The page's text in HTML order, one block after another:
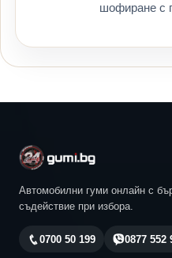
шофиране с
Автомобилни гуми онлайн с
съдействие при избора.
0700 50 199 0877 552